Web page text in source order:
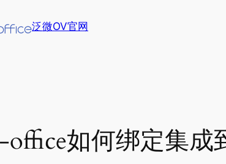
泛微OV官网
office如何绑定集成